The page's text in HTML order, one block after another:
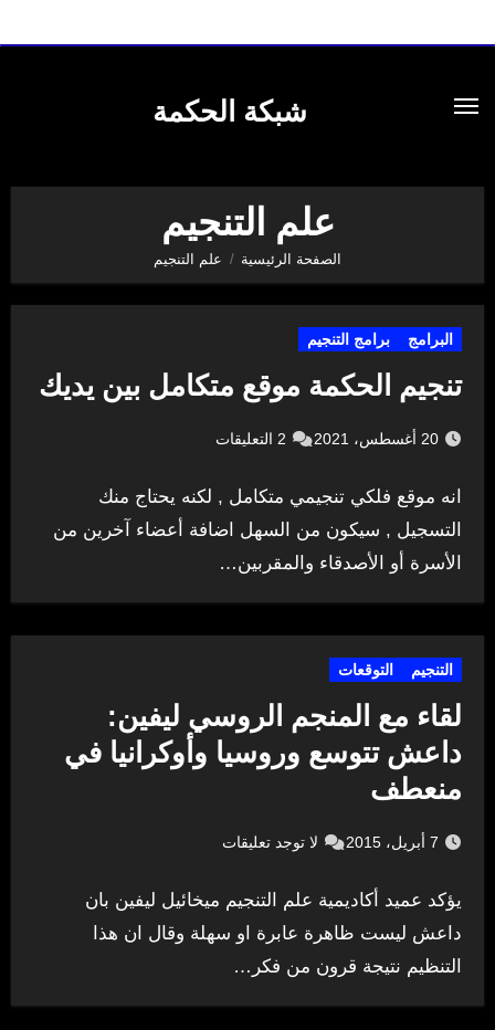
شبكة الحكمة
علم التنجيم
الصفحة الرئيسية علم التنجيم
البرامج برامج التنجيم
تنجيم الحكمة موقع متكامل بين يديك
20 أغسطس، 2021 2 التعليقات
انه موقع فلكي تنجيمي متكامل , لكنه يحتاج منك
التسجيل , سيكون من السهل اضافة أعضاء آخرين من
الأسرة أو الأصدقاء والمقربين…
التنجيم التوقعات
لقاء مع المنجم الروسي ليفين:
داعش تتوسع وروسيا وأوكرانيا في
منعطف
7 أبريل، 2015 لا توجد تعليقات
يؤكد عميد أكاديمية علم التنجيم ميخائيل ليفين بان
داعش ليست ظاهرة عابرة او سهلة وقال ان هذا
التنظيم نتيجة قرون من فكر…